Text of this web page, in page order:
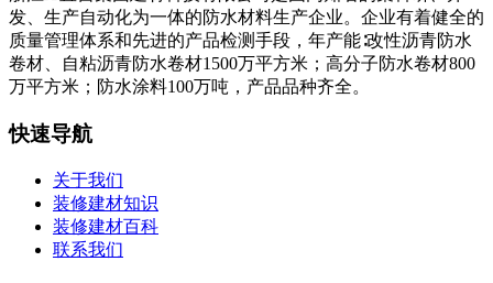
发、生产自动化为一体的防水材料生产企业。企业有着健全的
质量管理体系和先进的产品检测手段，年产能∶改性沥青防水
卷材、自粘沥青防水卷材1500万平方米；高分子防水卷材800
万平方米；防水涂料100万吨，产品品种齐全。
快速导航
关于我们
装修建材知识
装修建材百科
联系我们